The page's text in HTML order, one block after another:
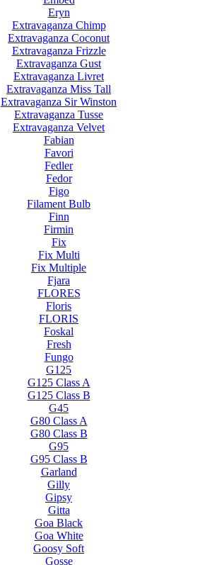
Eryn
Extravaganza Chimp
Extravaganza Coconut
Extravaganza Frizzle
Extravaganza Gust
Extravaganza Livret
Extravaganza Miss Tall
Extravaganza Sir Winston
Extravaganza Tusse
Extravaganza Velvet
Fabian
Favori
Fedler
Fedor
Figo
Filament Bulb
Finn
Firmin
Fix
Fix Multi
Fix Multiple
Fjara
FLORES
Floris
FLORIS
Foskal
Fresh
Fungo
G125
G125 Class A
G125 Class B
G45
G80 Class A
G80 Class B
G95
G95 Class B
Garland
Gilly
Gipsy
Gitta
Goa Black
Goa White
Goosy Soft
Gosse